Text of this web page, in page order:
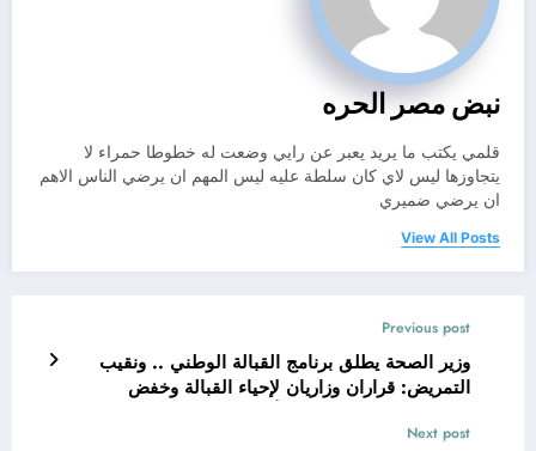
نبض مصر الحره
قلمي يكتب ما يريد يعبر عن رايي وضعت له خطوطا حمراء لا
يتجاوزها ليس لاي كان سلطة عليه ليس المهم ان يرضي الناس الاهم
ان يرضي ضميري
View All Posts
Previous post
وزير الصحة يطلق برنامج القبالة الوطني .. ونقيب
التمريض: قراران وزاريان لإحياء القبالة وخفض
المتخصصات في مصر
Next post